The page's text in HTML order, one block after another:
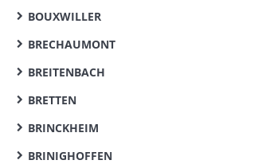
BOUXWILLER
BRECHAUMONT
BREITENBACH
BRETTEN
BRINCKHEIM
BRINIGHOFFEN